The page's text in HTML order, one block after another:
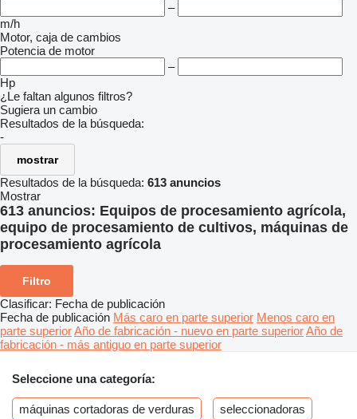
–
m/h
Motor, caja de cambios
Potencia de motor
–
Hp
¿Le faltan algunos filtros?
Sugiera un cambio
Resultados de la búsqueda:
-
mostrar
Resultados de la búsqueda: 613 anuncios
Mostrar
613 anuncios: Equipos de procesamiento agrícola,
equipo de procesamiento de cultivos, máquinas de
procesamiento agrícola
Filtro
Clasificar: Fecha de publicación
Fecha de publicación Más caro en parte superior Menos caro en
parte superiorAño de fabricación - nuevo en parte superiorAño de
fabricación - más antiguo en parte superior
Seleccione una categoría:
máquinas cortadoras de verduras seleccionadoras